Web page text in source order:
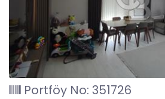
Portföy No: 351726